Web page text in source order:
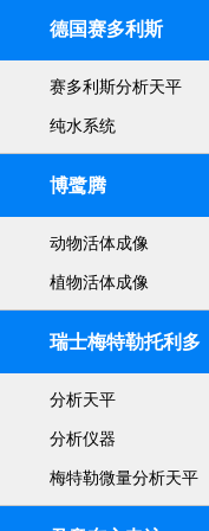
德国赛多利斯
赛多利斯分析天平
纯水系统
博鹭腾
动物活体成像
植物活体成像
瑞士梅特勒托利多
分析天平
分析仪器
梅特勒微量分析天平